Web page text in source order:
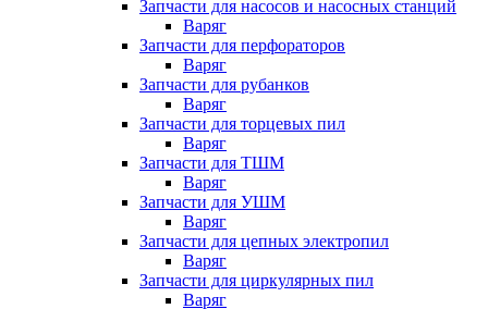
Запчасти для насосов и насосных станций
Варяг
Запчасти для перфораторов
Варяг
Запчасти для рубанков
Варяг
Запчасти для торцевых пил
Варяг
Запчасти для ТШМ
Варяг
Запчасти для УШМ
Варяг
Запчасти для цепных электропил
Варяг
Запчасти для циркулярных пил
Варяг